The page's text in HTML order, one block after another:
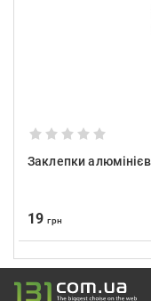
Заклепки
19грн